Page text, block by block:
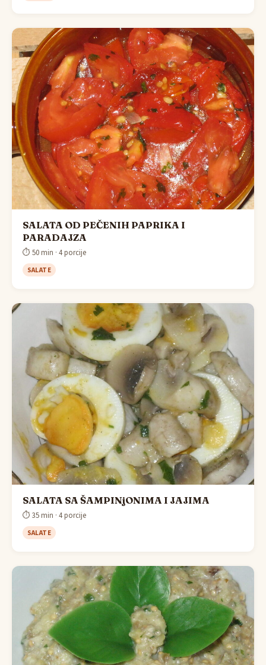
SALATA OD PEČENIH PAPRIKA I
PARADAJZA
⏱ 50 min · 4 porcije
SALATE
SALATA SA ŠAMPINjONIMA I JAJIMA
⏱ 35 min · 4 porcije
SALATE